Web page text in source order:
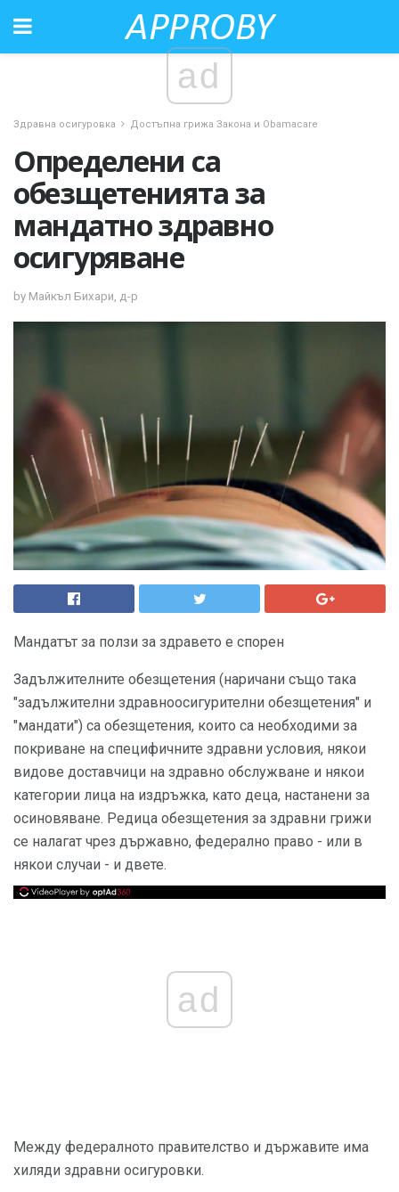
ad
Здравна осигуровка Достъпна грижа Закона и Obamacare
Определени са
обезщетенията за
мандатно здравно
осигуряване
by Майкъл Бихари, д-р
Мандатът за ползи за здравето е спорен
Задължителните обезщетения (наричани също така
"задължителни здравноосигурителни обезщетения" и
"мандати") са обезщетения, които са необходими за
покриване на специфичните здравни условия, някои
видове доставчици на здравно обслужване и някои
категории лица на издръжка, като деца, настанени за
осиновяване. Редица обезщетения за здравни грижи
се налагат чрез държавно, федерално право - или в
някои случаи - и двете.
ad
Между федералното правителство и държавите има
хиляди здравни осигуровки.